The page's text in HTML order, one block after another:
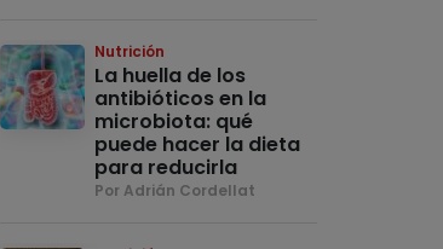
Nutrición
La huella de los
antibióticos en la
microbiota: qué
puede hacer la dieta
para reducirla
Por Adrián Cordellat